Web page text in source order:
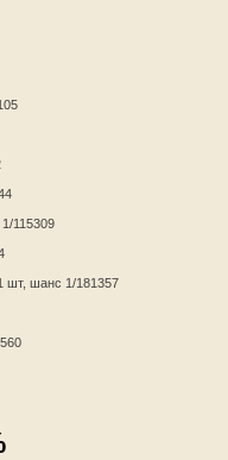
115309
шт, шанс 1/181357